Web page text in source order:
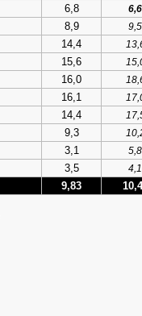
6,8
6,6
8,9
9,5
14,4
15,6
16,0
16,1
14,4
9,3
3,1
5,8
3,5 4,1
9,83